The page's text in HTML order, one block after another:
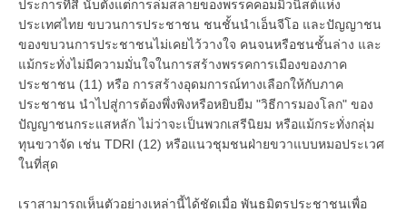
ประการที่สี่ นับตั้งแต่การล่มสลายของพรรคคอมมิวนิสต์แห่ง
ประเทศไทย ขบวนการประชาชน ชนชั้นนำเอ็นจีโอ และปัญญาชน
ของขบวนการประชาชนไม่เคยไว้วางใจ คนจนหรือชนชั้นล่าง และ
แม้กระทั่งไม่มีความมั่นใจในการสร้างพรรคการเมืองของภาค
ประชาชน (11) หรือ การสร้างอุดมการณ์ทางเลือกให้กับภาค
ประชาชน นำไปสู่การต้องพึ่งพิงหรือหยิบยืม "วิธีการมองโลก" ของ
ปัญญาชนกระแสหลัก ไม่ว่าจะเป็นพวกเสรีนิยม หรือแม้กระทั่งกลุ่ม
ทุนขวาจัด เช่น TDRI (12) หรือแนวชุมชนฝ่ายขวาแบบหมอประเวศ
ในที่สุด
เราสามารถเห็นตัวอย่างเหล่านี้ได้ชัดเมื่อ พันธมิตรประชาชนเพื่อ